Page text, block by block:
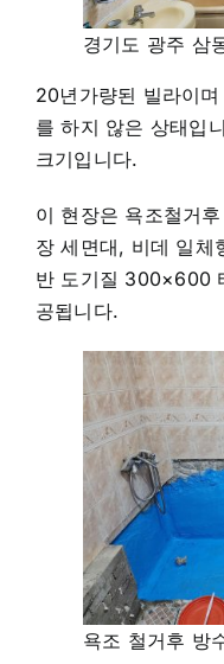
경기도 광주 삼
20년가량된 빌라이
를 하지 않은 상태입
크기입니다.
이 현장은 욕조철거
장 세면대, 비데 일체
반 도기질 300×600
공됩니다.
욕조 철거후 방